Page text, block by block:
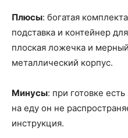
Плюсы: богатая
подставка и контейнер
плоская ложечка и
металлический корпус.
Минусы: при готовке
на еду он не
инструкция.